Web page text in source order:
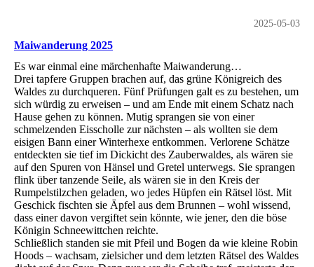
2025-05-03
Maiwanderung 2025
Es war einmal eine märchenhafte Maiwanderung…
Drei tapfere Gruppen brachen auf, das grüne Königreich des
Waldes zu durchqueren. Fünf Prüfungen galt es zu bestehen, um
sich würdig zu erweisen – und am Ende mit einem Schatz nach
Hause gehen zu können. Mutig sprangen sie von einer
schmelzenden Eisscholle zur nächsten – als wollten sie dem
eisigen Bann einer Winterhexe entkommen. Verlorene Schätze
entdeckten sie tief im Dickicht des Zauberwaldes, als wären sie
auf den Spuren von Hänsel und Gretel unterwegs. Sie sprangen
flink über tanzende Seile, als wären sie in den Kreis der
Rumpelstilzchen geladen, wo jedes Hüpfen ein Rätsel löst. Mit
Geschick fischten sie Äpfel aus dem Brunnen – wohl wissend,
dass einer davon vergiftet sein könnte, wie jener, den die böse
Königin Schneewittchen reichte.
Schließlich standen sie mit Pfeil und Bogen da wie kleine Robin
Hoods – wachsam, zielsicher und dem letzten Rätsel des Waldes